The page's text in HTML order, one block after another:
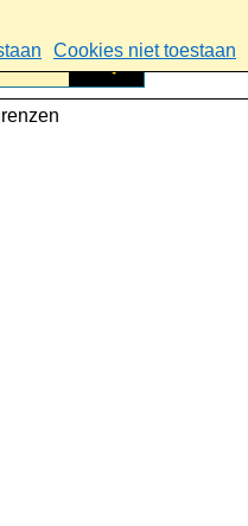
Cookies niet toestaan